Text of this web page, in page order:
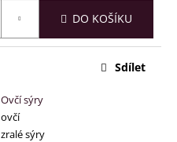
DO KOŠÍKU
Ovčí sýry
ovčí
zralé sýry
Sdílet